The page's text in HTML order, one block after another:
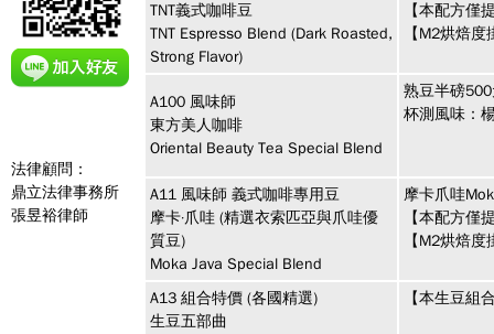
法律顧問：
鼎立法律事務所
張昱裕律師
TNT義式咖啡豆
TNT Espresso Blend (Dark Roasted,
Strong Flavor)
【本配方僅
【M2烘焙
A100 風味師
東方美人咖啡
Oriental Beauty Tea Special Blend
熟豆半磅
杯測風味：
A11 風味師 義式咖啡專用豆
摩卡·爪哇 (精選衣索匹亞與爪哇優
質豆)
Moka Java Special Blend
摩卡爪哇
【本配方僅
【M2烘焙
A13 組合特價 (各國精選)
生豆五部曲
【本生豆組